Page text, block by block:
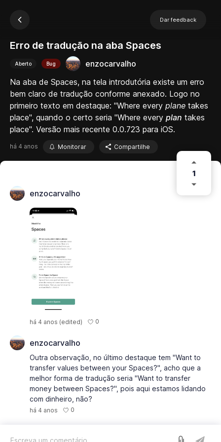
Dar feedback
Erro de tradução na aba Spaces
Aberto Bug
enzocarvalho
Na aba de Spaces, na tela introdutória existe um erro
bem claro de tradução conforme anexado. Logo no
primeiro texto em destaque: "Where every plane takes
place", quando o certo seria "Where every plan takes
place". Versão mais recente 0.0.723 para iOS.
há 4 anos Monitorar Compartilhe
1
enzocarvalho
há 4 anos (edited) 0
enzocarvalho
Outra observação, no último destaque tem "Want to
transfer values between your Spaces?", acho que a
melhor forma de tradução seria "Want to transfer
money between Spaces?", pois aqui estamos lidando
com dinheiro, não?
há 4 anos 0